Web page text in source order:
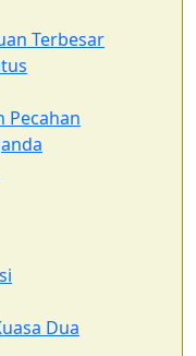
Terbesar
Pecahan
Dua